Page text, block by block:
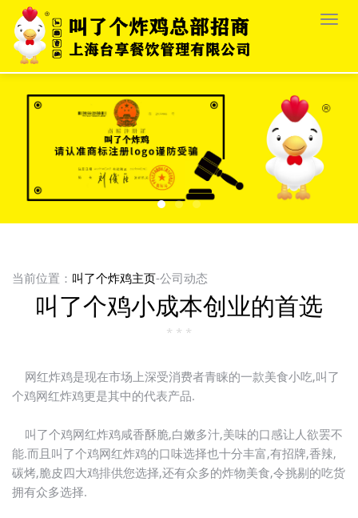
栏
当前位置： 叫了个炸鸡主页-公司动态
叫了个鸡小成本创业的首选
* * *
网红炸鸡是现在市场上深受消费者青睐的一款美食小吃,叫了
个鸡网红炸鸡更是其中的代表产品.
叫了个鸡网红炸鸡咸香酥脆,白嫩多汁,美味的口感让人欲罢不
能.而且叫了个鸡网红炸鸡的口味选择也十分丰富,有招牌,香辣,
碳烤,脆皮四大鸡排供您选择,还有众多的炸物美食,令挑剔的吃货
拥有众多选择.